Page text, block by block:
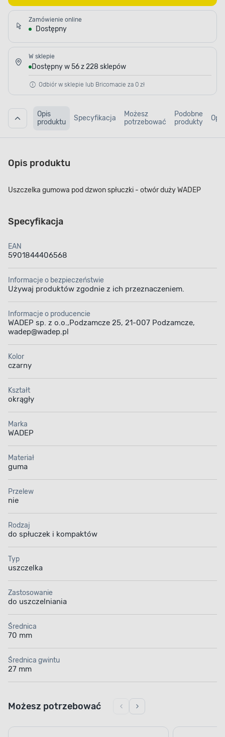
Zamówienie online
Dostępny
W sklepie
Dostępny w 56 z 228 sklepów
Odbiór w sklepie lub Bricomacie za 0 zł
Opis
produktu
Specyfikacja
Możesz
potrzebować
Podobne
produkty
Opis produktu
Uszczelka gumowa pod dzwon spłuczki - otwór duży WADEP
Specyfikacja
EAN
5901844406568
Informacje o bezpieczeństwie
Używaj produktów zgodnie z ich przeznaczeniem.
Informacje o producencie
WADEP sp. z o.o.,Podzamcze 25, 21-007 Podzamcze,
wadep@wadep.pl
Kolor
czarny
Kształt
okrągły
Marka
WADEP
Materiał
guma
Przelew
nie
Rodzaj
do spłuczek i kompaktów
Typ
uszczelka
Zastosowanie
do uszczelniania
Średnica
70 mm
Średnica gwintu
27 mm
Możesz potrzebować